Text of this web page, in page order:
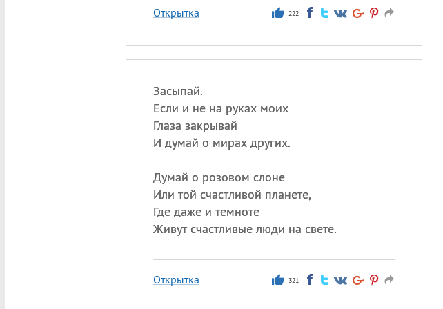
Открытка 222
Засыпай.
Если и не на руках моих
Глаза закрывай
И думай о мирах других.
Думай о розовом слоне
Или той счастливой планете,
Где даже и темноте
Живут счастливые люди на свете.
Открытка 321